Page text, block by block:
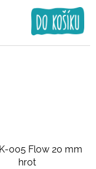
005 Flow 20 mm
hrot